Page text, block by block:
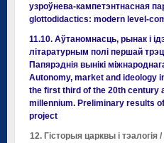
узроўнева-кампетэнтнасная
glottodidactics: modern level-
11.10. Аўтаномнасць, рынак i
лiтаратурным полi першай
Папярэднiя вынiкi
Autonomy, market and ideology
the first third of the 20th century
millennium. Preliminary results
project
12. Гісторыя царквы і